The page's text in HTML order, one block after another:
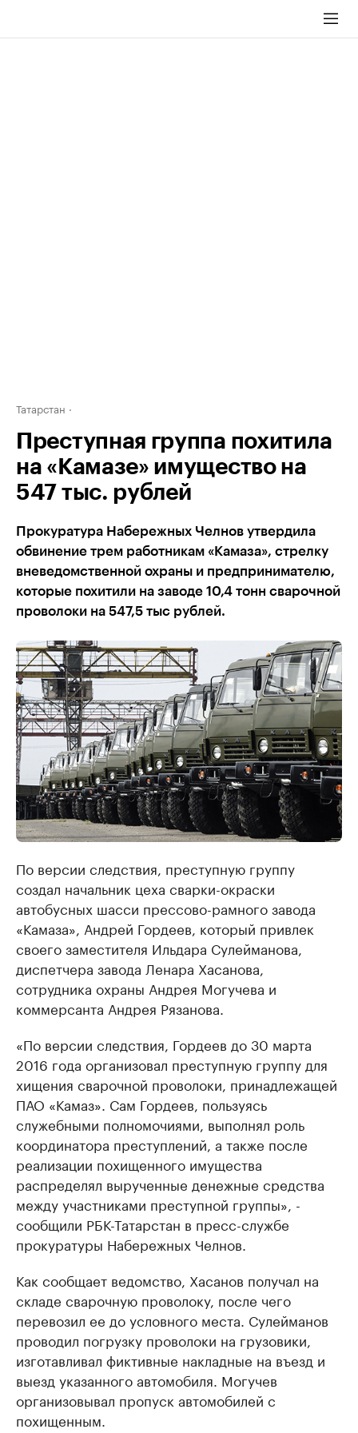
Татарстан
Преступная группа похитила
на «Камазе» имущество на
547 тыс. рублей
Прокуратура Набережных Челнов утвердила
обвинение трем работникам «Камаза», стрелку
вневедомственной охраны и предпринимателю,
которые похитили на заводе 10,4 тонн сварочной
проволоки на 547,5 тыс рублей.
По версии следствия, преступную группу
создал начальник цеха сварки-окраски
автобусных шасси прессово-рамного завода
«Камаза», Андрей Гордеев, который привлек
своего заместителя Ильдара Сулейманова,
диспетчера завода Ленара Хасанова,
сотрудника охраны Андрея Могучева и
коммерсанта Андрея Рязанова.
«По версии следствия, Гордеев до 30 марта
2016 года организовал преступную группу для
хищения сварочной проволоки, принадлежащей
ПАО «Камаз». Сам Гордеев, пользуясь
служебными полномочиями, выполнял роль
координатора преступлений, а также после
реализации похищенного имущества
распределял вырученные денежные средства
между участниками преступной группы», -
сообщили РБК-Татарстан в пресс-службе
прокуратуры Набережных Челнов.
Как сообщает ведомство, Хасанов получал на
складе сварочную проволоку, после чего
перевозил ее до условного места. Сулейманов
проводил погрузку проволоки на грузовики,
изготавливал фиктивные накладные на въезд и
выезд указанного автомобиля. Могучев
организовывал пропуск автомобилей с
похищенным.